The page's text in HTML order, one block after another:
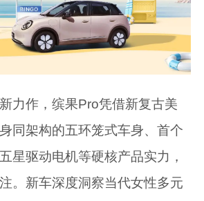
力作，缤果Pro凭借新复古美
同架构的五环笼式车身、首个
星驱动电机等硬核产品实力，
。新车深度洞察当代女性多元